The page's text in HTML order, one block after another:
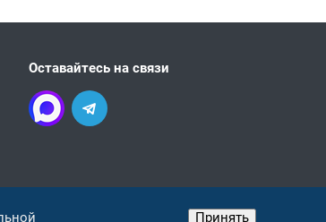
Оставайтесь на связи
Принять